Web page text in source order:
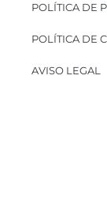
POLÍTICA DE
POLÍTICA DE
AVISO LEGAL